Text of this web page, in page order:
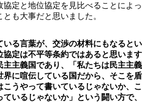
定と地位協定を見比べることによっ
も大事だと思いました。
る言葉が、交渉の材料にもなるとい
協定は不平等条約ではあると思います
主主義国であり、「私たちは民主主義
界に喧伝している国だから、そこを盾
うやって書いているじゃないか、こ
いるじゃないか」という闘い方で、